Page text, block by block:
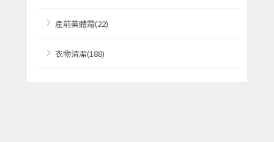
產前美體霜(22)
衣物清潔(188)